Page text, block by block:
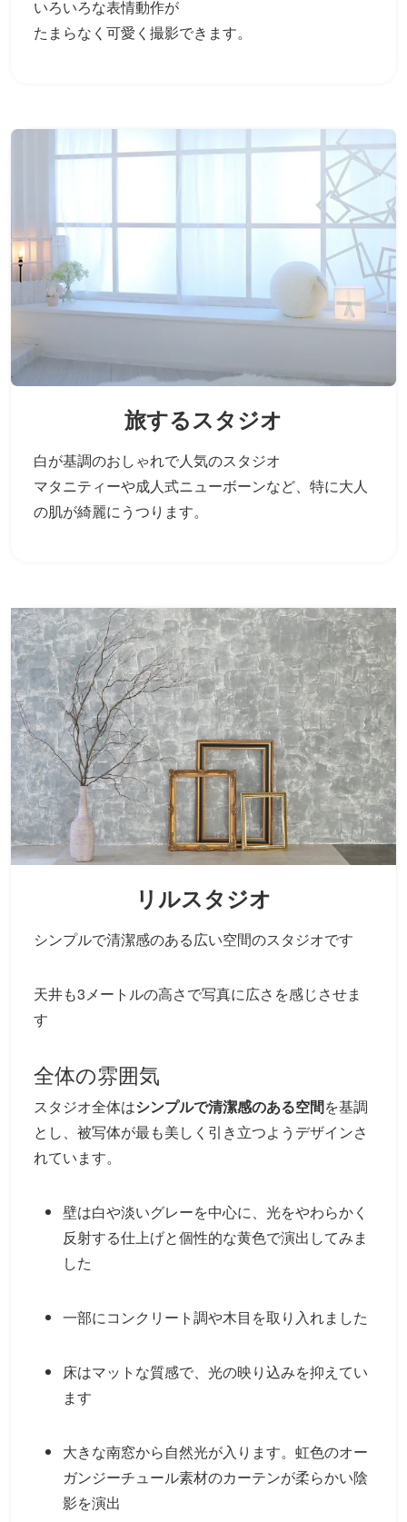
いろいろな表情動作が
たまらなく可愛く撮影できます。
旅するスタジオ
白が基調のおしゃれで人気のスタジオ
マタニティーや成人式ニューボーンなど、 特に大人
の肌が綺麗にうつります。
リルスタジオ
シンプルで清潔感のある広い空間のスタジオです
天井も3メートルの高さで写真に広さを感じさせま
す
全体の雰囲気
スタジオ全体はシンプルで清潔感のある空間を基調
とし、被写体が最も美しく引き立つようデザインさ
れています。
壁は白や淡いグレーを中心に、光をやわらかく
反射する仕上げと個性的な黄色で演出してみま
した
一部にコンクリート調や木目を取り入れました
床はマットな質感で、光の映り込みを抑えてい
ます
大きな南窓から自然光が入ります。虹色のオー
ガンジーチュール素材のカーテンが柔らかい陰
影を演出